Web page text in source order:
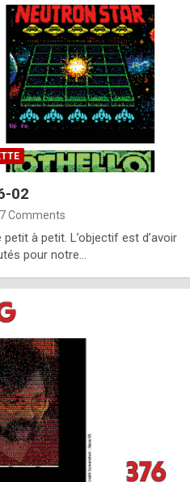
02
7 Comments
à petit. L’objectif est d’avoir
pour notre…